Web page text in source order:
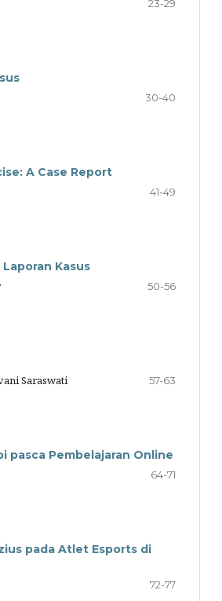
23-29
30-40
A Case Report
41-49
Kasus
50-56
Saraswati
57-63
pasca Pembelajaran Online
64-71
pada Atlet Esports di
72-77